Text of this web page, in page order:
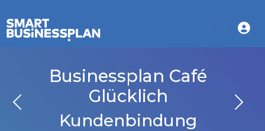
Businessplan Café
Glücklich
Kundenbindung